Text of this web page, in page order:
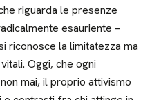
riguarda le presenze
esauriente –
riconosce la limitatezza ma
Oggi, che ogni
mai, il proprio attivismo